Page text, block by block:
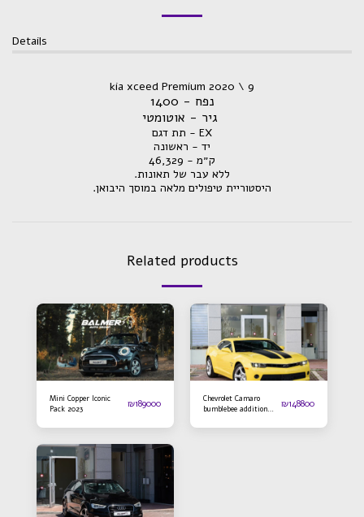
Details
kia xceed Premium 2020 \ 9
נפח - 1400
תת דגם - EX
יד - ראשונה
ק״מ - 46,329
.ללא עבר של תאונות
.היסטוריית טיפולים מלאה במוסך היבואן
Related products
Mini Copper Iconic
Pack 2023
₪189000
Chevrolet Camaro
bumblebee addition
₪148800